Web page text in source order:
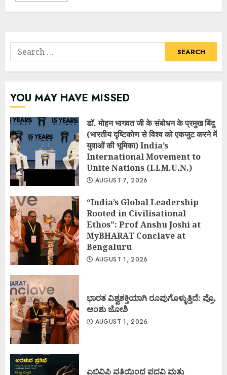
Search
for:
YOU MAY HAVE MISSED
डॉ. मोहन भागवत जी के संबोधन के प्रमुख बिंदु
(भारतीय दृष्टिकोण से विश्व को एकजुट करने में
युवाओं की भूमिका) India’s
International Movement to
Unite Nations (I.I.M.U.N.)
AUGUST 7, 2026
“India’s Global Leadership
Rooted in Civilisational
Ethos”: Prof Anshu Joshi at
MyBHARAT Conclave at
Bengaluru
AUGUST 1, 2026
ಭಾರತ ವಿಶ್ವಶಕ್ತಿಯಾಗಿ ರೂಪುಗೊಳ್ಳುತ್ತಿದೆ: ಪ್ರೊ.
ಅಂಶು ಜೋಶಿ
AUGUST 1, 2026
ಎಬಿವಿಪಿ ವತಿಯಿಂದ ಪದವಿ ಮತ್ತು